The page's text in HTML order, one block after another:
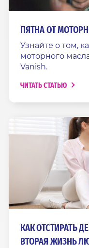
ПЯТНА ОТ
Узнайте о том,
моторного
Vanish.
ЧИТАТЬ СТАТЬЮ
КАК ОТСТИРАТЬ
ВТОРАЯ ЖИЗНЬ